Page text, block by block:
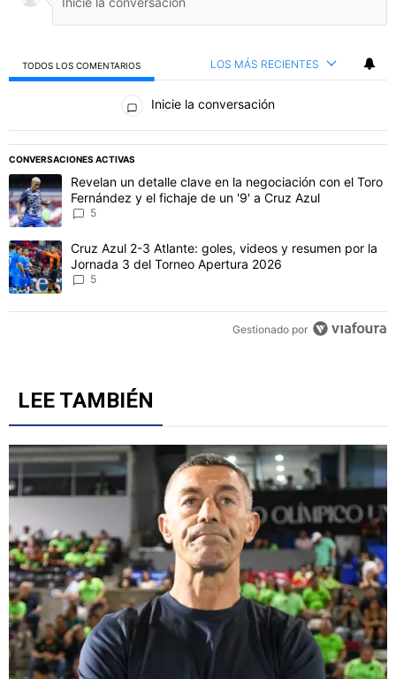
TODOS LOS COMENTARIOS LOS MÁS RECIENTES
Todos los comentarios
Inicie la conversación
CONVERSACIONES ACTIVAS
Este listado muestra los artículos con más comentarios en los
Un artículo de tendencia con el título "Revelan un detalle clave
Revelan un detalle clave en la negociación con el Toro
Fernández y el fichaje de un '9' a Cruz Azul
Un artículo de tendencia con el título "Cruz Azul 2-3 Atlante:
Cruz Azul 2-3 Atlante: goles, videos y resumen por la
LEE TAMBIÉN